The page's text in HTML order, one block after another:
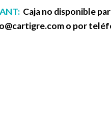
Caja no disponible
o por